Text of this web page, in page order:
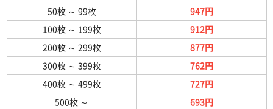
50枚 ～ 99枚
947円
100枚 ～ 199枚
912円
200枚 ～ 299枚
877円
300枚 ～ 399枚
762円
400枚 ～ 499枚
727円
500枚 ～ 693円